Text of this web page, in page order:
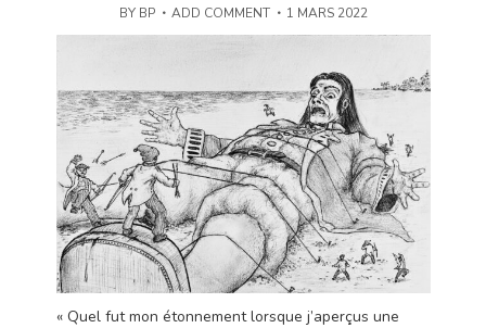
BY BP ADD COMMENT 1 MARS 2022
« Quel fut mon étonnement lorsque j’aperçus une